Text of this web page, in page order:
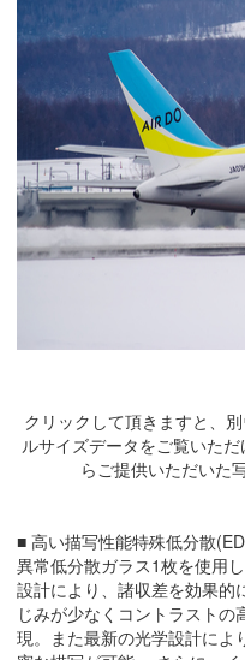
クリックして頂きますと、
ルサイズデータをご覧いた
らご提供いただいた
■ 高い描写性能特殊低分散
異常低分散ガラス1枚を使用
設計により、諸収差を効果的
じみが少なくコントラストの
現。また最新の光学設計によ